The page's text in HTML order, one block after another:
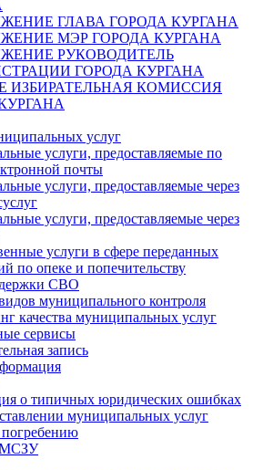
ГЛАВА ГОРОДА КУРГАНА
МЭР ГОРОДА КУРГАНА
РУКОВОДИТЕЛЬ
ГОРОДА КУРГАНА
ИЗБИРАТЕЛЬНАЯ КОМИССИЯ
услуг
услуги, предоставляемые по
почты
услуги, предоставляемые через
услуги, предоставляемые через
услуги в сфере переданных
по опеке и попечительству
СВО
муниципального контроля
качества муниципальных услуг
сервисы
запись
о типичных юридических ошибках
муниципальных услуг
МСЗУ